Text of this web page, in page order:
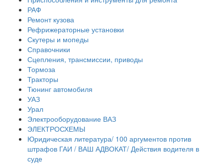
РАФ
Ремонт кузова
Рефрижераторные установки
Скутеры и мопеды
Справочники
Сцепления, трансмиссии, приводы
Тормоза
Тракторы
Тюнинг автомобиля
УАЗ
Урал
Электрооборудование ВАЗ
ЭЛЕКТРОСХЕМЫ
Юридическая литература/ 100 аргументов против
штрафов ГАИ / ВАШ АДВОКАТ/ Действия водителя в
суде